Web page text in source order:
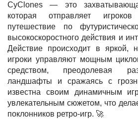
CyClones — это
которая отправляет
путешествие по
высокоскоростного действия и
Действие происходит в яркой,
игроки управляют мощным
средством, преодолевая
ландшафты и сражаясь с
известна своим динамичным
увлекательным сюжетом, что
поклонников ретро-игр. 🚀